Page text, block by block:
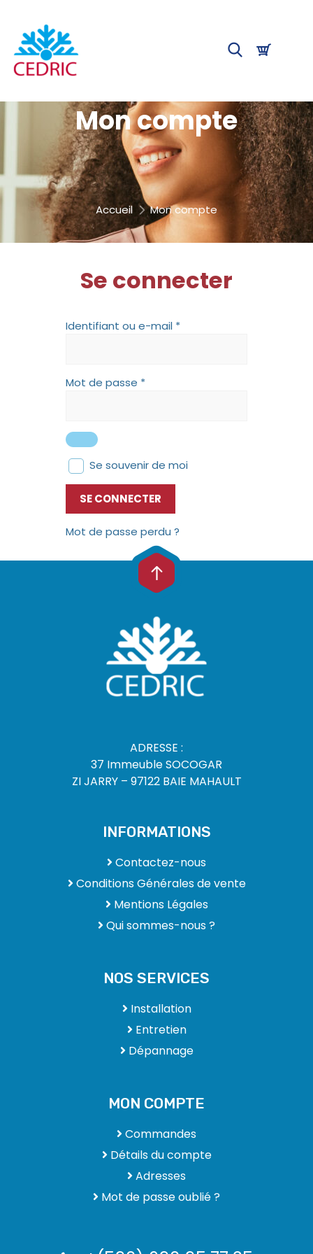
Mon compte
Accueil Mon compte
Se connecter
Identifiant ou e-mail *
Mot de passe *
Se souvenir de moi
SE CONNECTER
Mot de passe perdu ?
ADRESSE :
37 Immeuble SOCOGAR
ZI JARRY – 97122 BAIE MAHAULT
INFORMATIONS
Contactez-nous
Conditions Générales de vente
Mentions Légales
Qui sommes-nous ?
NOS SERVICES
Installation
Entretien
Dépannage
MON COMPTE
Commandes
Détails du compte
Adresses
Mot de passe oublié ?